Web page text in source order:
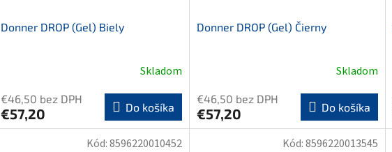
Donner DROP (Gel) Biely
Skladom
€46,50 bez DPH
€57,20 Do košíka
Donner DROP (Gel) Čierny
Skladom
€46,50 bez DPH
€57,20 Do košíka
Kód:8596220010452 Kód:8596220013545